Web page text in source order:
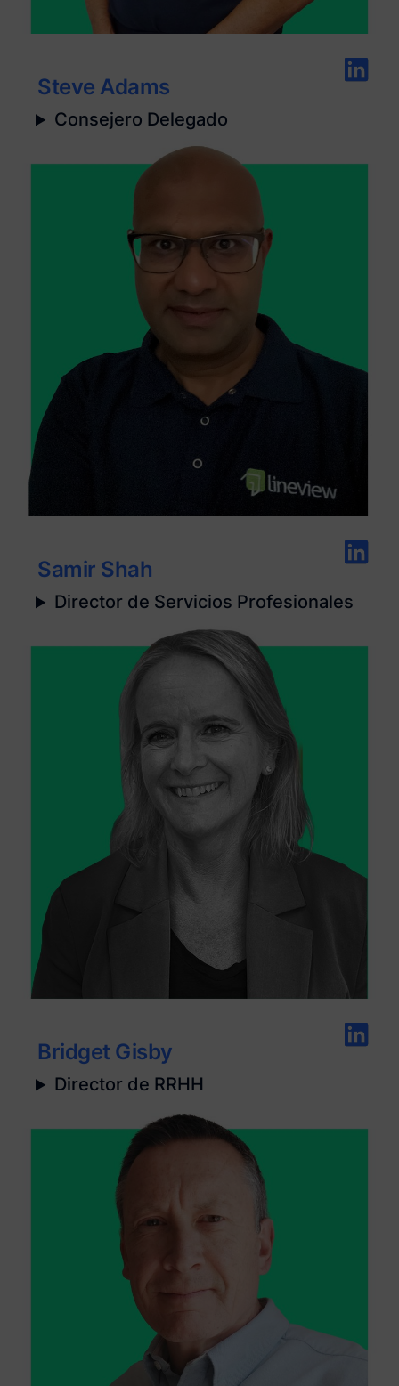
Steve Adams
Consejero Delegado
Samir Shah
Director de Servicios Profesionales
Bridget Gisby
Director de RRHH